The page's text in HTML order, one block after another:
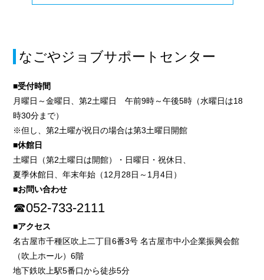
なごやジョブサポートセンター
■受付時間
月曜日～金曜日、第2土曜日 午前9時～午後5時（水曜日は18
時30分まで）
※但し、第2土曜が祝日の場合は第3土曜日開館
■休館日
土曜日（第2土曜日は開館）・日曜日・祝休日、
夏季休館日、年末年始（12月28日～1月4日）
■お問い合わせ
☎052-733-2111
■アクセス
名古屋市千種区吹上二丁目6番3号 名古屋市中小企業振興会館
（吹上ホール）6階
地下鉄吹上駅5番口から徒歩5分